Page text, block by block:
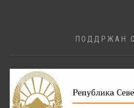
ПОДДРЖАН